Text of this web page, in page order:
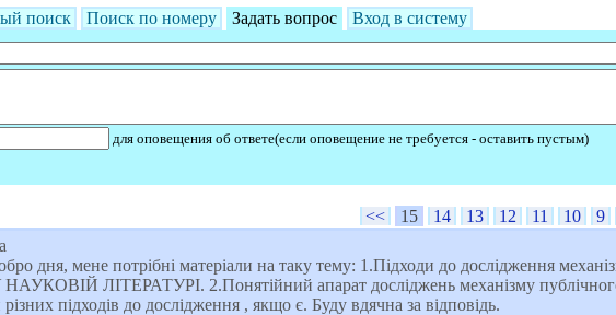
поиск Поиск по номеру Задать вопрос
Вход в систему
для оповещения об ответе(если оповещение не требуется - оставить пустым)
<< 15 14 13 12 11 10 9
дня, мене потрібні матеріали на таку тему: 1.Підходи до дослідження
НАУКОВІЙ ЛІТЕРАТУРІ. 2.Понятійний апарат досліджень механізму публічного
різних підходів до дослідження , якщо є. Буду вдячна за відповідь.